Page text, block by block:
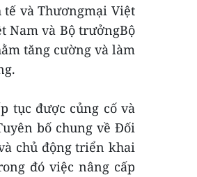
và Thươngmại Việt
Nam và Bộ trưởngBộ
tăng cường và làm
tục được củng cố và
bố chung về Đối
chủ động triển khai
đó việc nâng cấp